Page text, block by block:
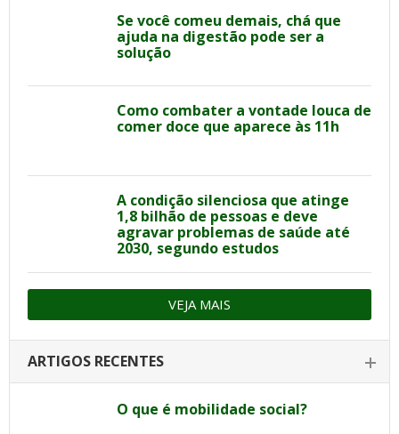
Se você comeu demais, chá que
ajuda na digestão pode ser a
solução
Como combater a vontade louca de
comer doce que aparece às 11h
A condição silenciosa que atinge
1,8 bilhão de pessoas e deve
agravar problemas de saúde até
2030, segundo estudos
VEJA MAIS
ARTIGOS RECENTES
O que é mobilidade social?